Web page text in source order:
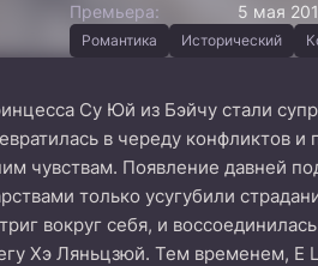
Премьера:
5 мая
Романтика Исторический
Су Юй из Бэйчу стали
в череду конфликтов
чувствам. Появление давней
только усугубили
вокруг себя, и
Хэ Ляньцзюй. Тем временем, Е